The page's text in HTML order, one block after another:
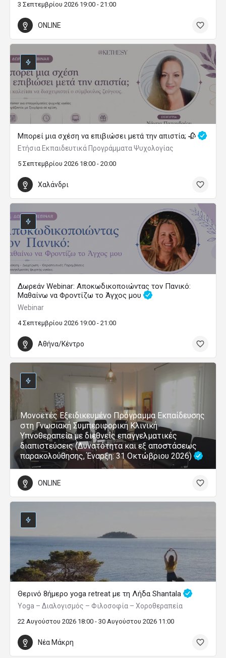
3 Σεπτεμβρίου 2026 19:00 - 21:00
ONLINE
Μπορεί μια σχέση να επιβιώσει μετά την απιστία; 🥀
Ετήσια Εκπαιδευτικά Προγράμματα Ψυχολογίας
5 Σεπτεμβρίου 2026 18:00 - 20:00
Χαλάνδρι
Δωρεάν Webinar: Αποκωδικοποιώντας τον Πανικό:
Μαθαίνω να Φροντίζω το Άγχος μου
Webinar
4 Σεπτεμβρίου 2026 19:00 - 21:00
Αθήνα/Κέντρο
Μονοετές Εξειδικευμένο Πρόγραμμα Εκπαίδευσης
στη Γνωσιακή Συμπεριφορική Κλινική
Υπνοθεραπεία με διεθνείς επαγγελματικές
διαπιστεύσεις (Δυνατότητα και εξ αποστάσεως
παρακολούθησης, Έναρξη: 31 Οκτώβριου 2026)
ONLINE
Θερινό 8ήμερο yoga retreat με τη Λήδα Shantala
Yoga – Διαλογισμός – Φιλοσοφία – Χοροθεραπεία
22 Αυγούστου 2026 18:00 - 30 Αυγούστου 2026 11:00
Νέα Μάκρη